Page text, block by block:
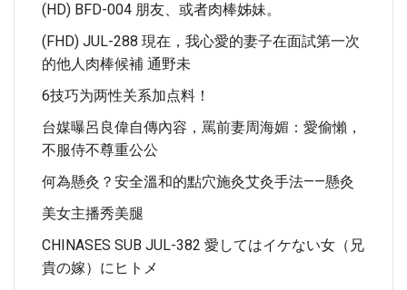
(HD) BFD-004 朋友、或者肉棒姊妹。
(FHD) JUL-288 現在，我心愛的妻子在面試第一次
的他人肉棒候補 通野未
6技巧为两性关系加点料！
台媒曝呂良偉自傳內容，罵前妻周海媚：愛偷懶，
不服侍不尊重公公
何為懸灸？安全溫和的點穴施灸艾灸手法——懸灸
美女主播秀美腿
CHINASES SUB JUL-382 愛してはイケない女（兄
貴の嫁）にヒトメ